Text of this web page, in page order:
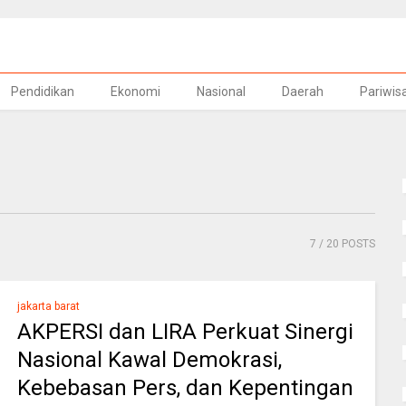
Pendidikan Ekonomi Nasional Daerah
7 / 20 POSTS
jakarta barat
AKPERSI dan LIRA Perkuat Sinergi
Nasional Kawal Demokrasi,
Kebebasan Pers, dan Kepentingan